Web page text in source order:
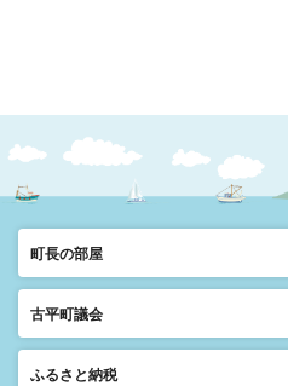
町長の部屋
古平町議会
ふるさと納税